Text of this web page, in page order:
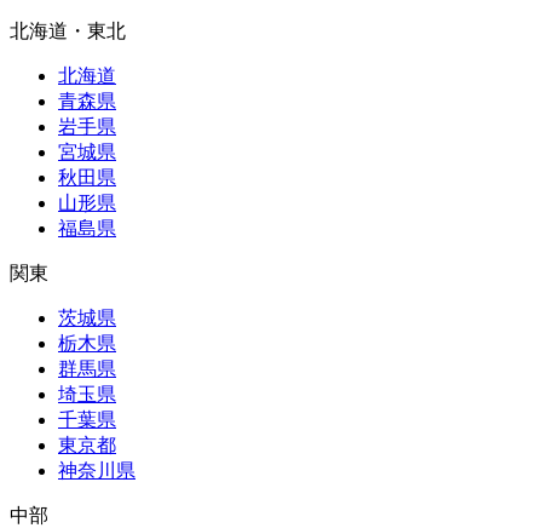
北海道・東北
北海道
青森県
岩手県
宮城県
秋田県
山形県
福島県
関東
茨城県
栃木県
群馬県
埼玉県
千葉県
東京都
神奈川県
中部